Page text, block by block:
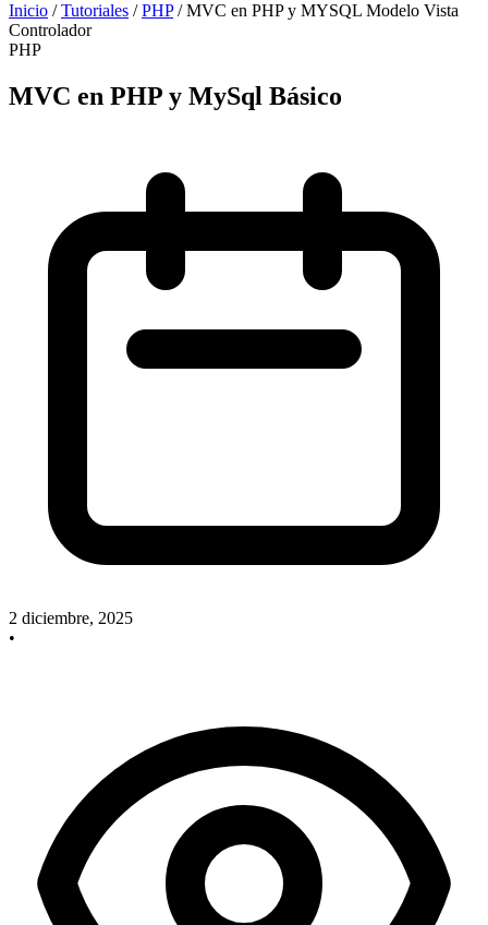
Inicio / Tutoriales / PHP / MVC en PHP y MYSQL Modelo Vista
Controlador
PHP
MVC en PHP y MySql Básico
2 diciembre, 2025
•